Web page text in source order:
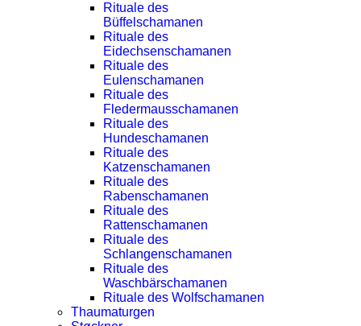
Rituale des
Büffelschamanen
Rituale des
Eidechsenschamanen
Rituale des
Eulenschamanen
Rituale des
Fledermausschamanen
Rituale des
Hundeschamanen
Rituale des
Katzenschamanen
Rituale des
Rabenschamanen
Rituale des
Rattenschamanen
Rituale des
Schlangenschamanen
Rituale des
Waschbärschamanen
Rituale des Wolfschamanen
Thaumaturgen